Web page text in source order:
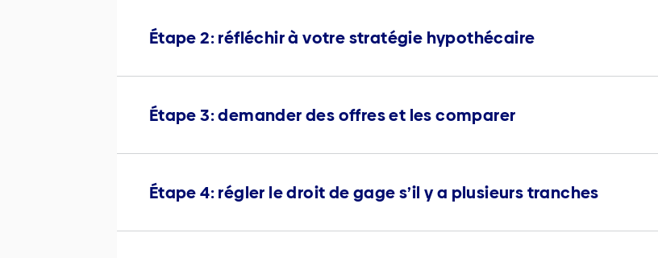
Étape 2: réfléchir à votre stratégie hypothécaire
Étape 3: demander des offres et les comparer
Étape 4: régler le droit de gage s’il y a plusieurs tranches